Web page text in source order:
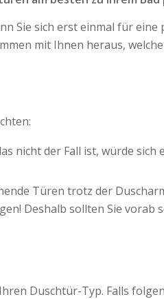
Sie sich erst einmal für eine
mit Ihnen heraus,
nicht der Fall ist, würde sich
Türen trotz der
Deshalb sollten Sie vorab
Duschtür-Typ. Falls